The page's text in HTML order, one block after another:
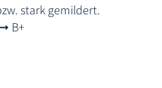
stark gemildert.
B+